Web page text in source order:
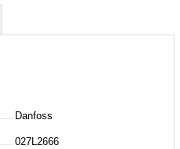
Danfoss
027L2666